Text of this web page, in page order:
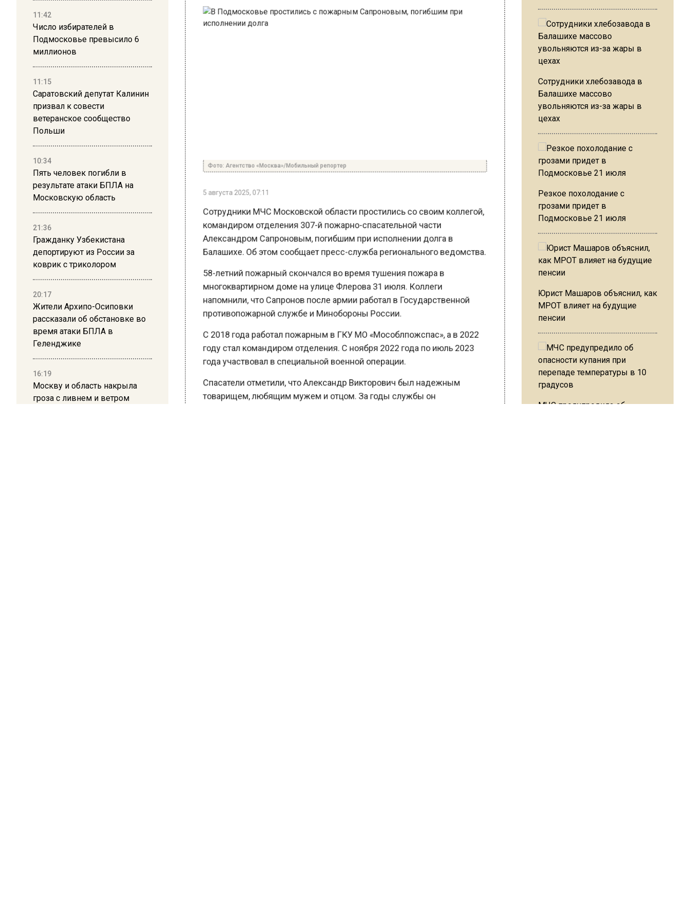
11:42
Число избирателей в
Подмосковье превысило 6
миллионов
11:15
Саратовский депутат Калинин
призвал к совести
ветеранское сообщество
Польши
10:34
Пять человек погибли в
результате атаки БПЛА на
Московскую область
21:36
Гражданку Узбекистана
депортируют из России за
коврик с триколором
20:17
Жители Архипо-Осиповки
рассказали об обстановке во
время атаки БПЛА в
Геленджике
16:19
Москву и область накрыла
гроза с ливнем и ветром
командиром отделения 307-й пожарно-спасательной части
Александром Сапроновым, погибшим при исполнении долга в
Балашихе. Об этом сообщает пресс-служба регионального ведомства.
58-летний пожарный скончался во время тушения пожара в
многоквартирном доме на улице Флерова 31 июля. Коллеги
напомнили, что Сапронов после армии работал в Государственной
противопожарной службе и Минобороны России.
С 2018 года работал пожарным в ГКУ МО «Мособлпожспас», а в 2022
году стал командиром отделения. С ноября 2022 года по июль 2023
года участвовал в специальной военной операции.
Спасатели отметили, что Александр Викторович был надежным
товарищем, любящим мужем и отцом. За годы службы он
Сотрудники хлебозавода в
Балашихе массово
увольняются из-за жары в
цехах
Резкое похолодание с
грозами придет в
Подмосковье 21 июля
Юрист Машаров объяснил, как
МРОТ влияет на будущие
пенсии
МЧС предупредило об